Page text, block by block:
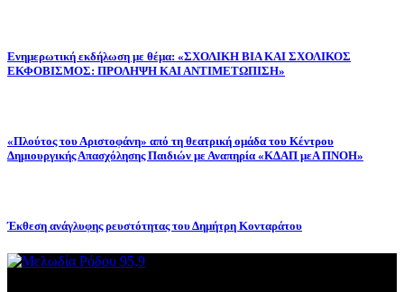
Eνημερωτική εκδήλωση με θέμα: «ΣΧΟΛΙΚΗ ΒΙΑ ΚΑΙ ΣΧΟΛΙΚΟΣ
ΕΚΦΟΒΙΣΜΟΣ: ΠΡΟΛΗΨΗ ΚΑΙ ΑΝΤΙΜΕΤΩΠΙΣΗ»
«Πλούτος του Αριστοφάνη» από τη θεατρική ομάδα του Κέντρου
Δημιουργικής Απασχόλησης Παιδιών με Αναπηρία «ΚΔΑΠ μεΑ ΠΝΟΗ»
Έκθεση ανάγλυφης ρευστότητας του Δημήτρη Κονταράτου